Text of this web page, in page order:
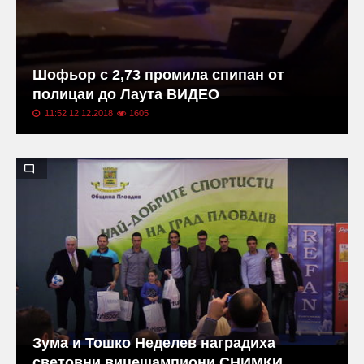
Шофьор с 2,73 промила спипан от
полицаи до Лаута ВИДЕО
11:52 12.12.2018 1605
Зума и Тошко Неделев наградиха